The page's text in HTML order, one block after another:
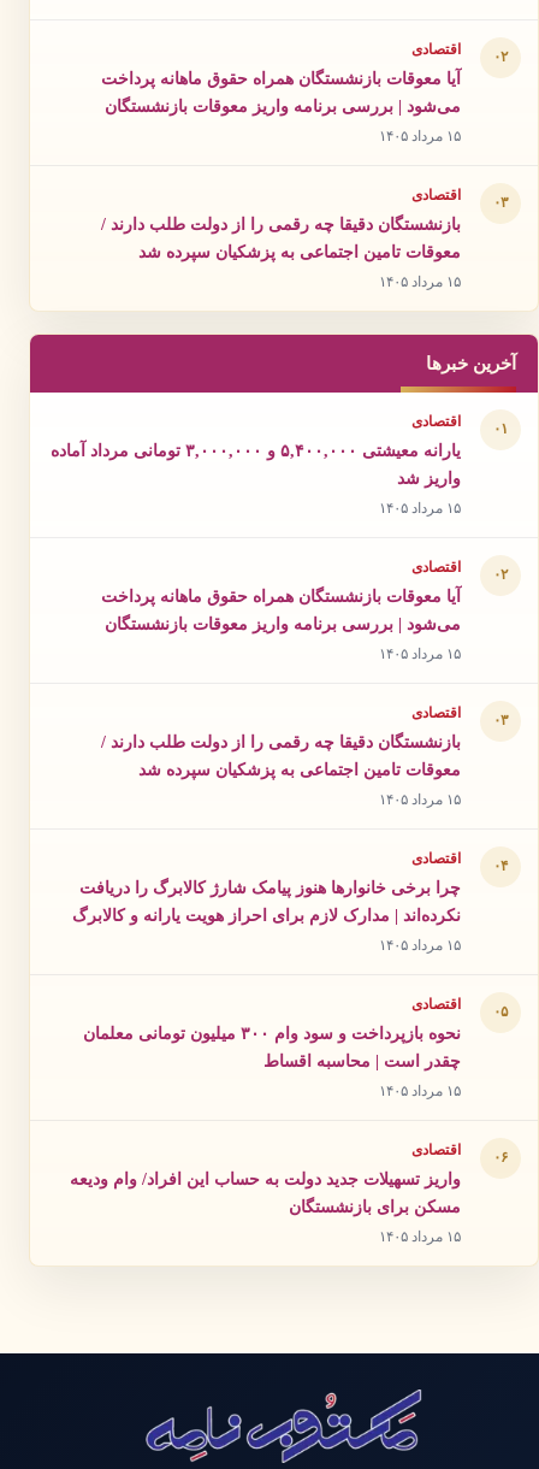
۰۲ اقتصادی
آیا معوقات بازنشستگان همراه حقوق ماهانه پرداخت
می‌شود | بررسی برنامه واریز معوقات بازنشستگان
۱۵ مرداد ۱۴۰۵
۰۳ اقتصادی
بازنشستگان دقیقا چه رقمی را از دولت طلب دارند /
معوقات تامین اجتماعی به پزشکیان سپرده شد
۱۵ مرداد ۱۴۰۵
آخرین خبرها
۰۱ اقتصادی
یارانه معیشتی ۵,۴۰۰,۰۰۰ و ۳,۰۰۰,۰۰۰ تومانی مرداد آماده
واریز شد
۱۵ مرداد ۱۴۰۵
۰۲ اقتصادی
آیا معوقات بازنشستگان همراه حقوق ماهانه پرداخت
می‌شود | بررسی برنامه واریز معوقات بازنشستگان
۱۵ مرداد ۱۴۰۵
۰۳ اقتصادی
بازنشستگان دقیقا چه رقمی را از دولت طلب دارند /
معوقات تامین اجتماعی به پزشکیان سپرده شد
۱۵ مرداد ۱۴۰۵
۰۴ اقتصادی
چرا برخی خانوارها هنوز پیامک شارژ کالابرگ را دریافت
نکرده‌اند | مدارک لازم برای احراز هویت یارانه و کالابرگ
۱۵ مرداد ۱۴۰۵
۰۵ اقتصادی
نحوه بازپرداخت و سود وام ۳۰۰ میلیون تومانی معلمان
چقدر است | محاسبه اقساط
۱۵ مرداد ۱۴۰۵
۰۶ اقتصادی
واریز تسهیلات جدید دولت به حساب این افراد/ وام ودیعه
مسکن برای بازنشستگان
۱۵ مرداد ۱۴۰۵